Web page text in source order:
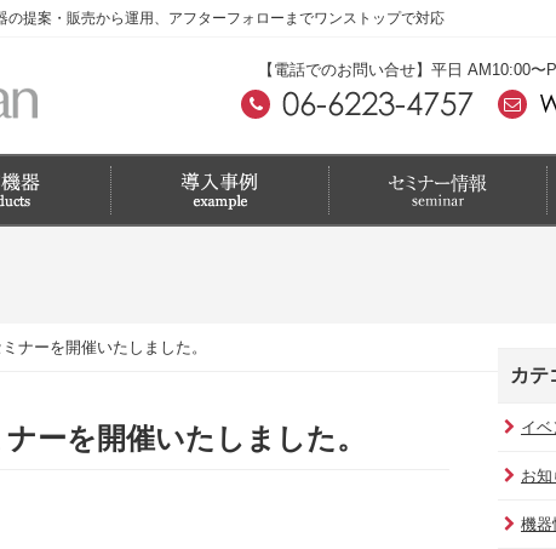
提案・販売から運用、アフターフォローまでワンストップで対応
【電話でのお問い合せ】平日 AM10:00〜
ナーを開催いたしました。
ーを開催いたしました。
カテ
イベ
お
機器